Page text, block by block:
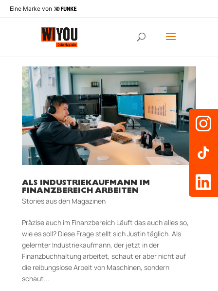
Eine Marke von
ALS INDUSTRIEKAUFMANN IM
FINANZBEREICH ARBEITEN
Stories aus den Magazinen
Präzise auch im Finanzbereich Läuft das auch alles so,
wie es soll? Diese Frage stellt sich Justin täglich. Als
gelernter Industriekaufmann, der jetzt in der
Finanzbuchhaltung arbeitet, schaut er aber nicht auf
die reibungslose Arbeit von Maschinen, sondern
schaut...